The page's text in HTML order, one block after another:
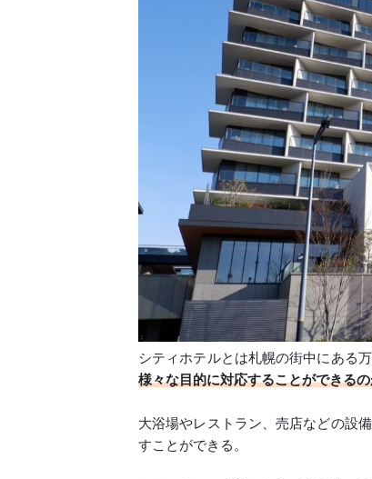
シティホテルとは札幌の街中にある
様々な目的に対応することができる
大浴場やレストラン、売店などの設
すことができる。